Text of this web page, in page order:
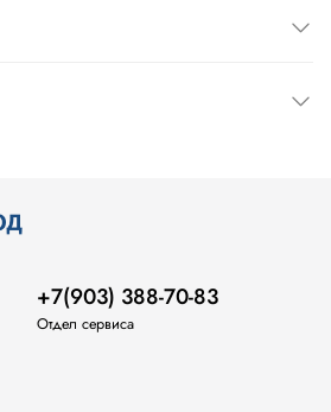
+7(903) 388-70-83
Отдел сервиса